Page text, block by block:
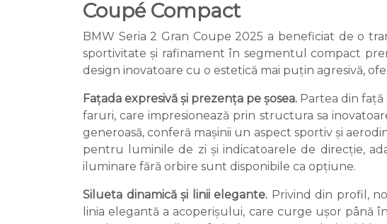
Coupé Compact
BMW Seria 2 Gran Coupe 2025 a beneficiat de o
sportivitate și rafinament în segmentul compact
design inovatoare cu o estetică mai puțin agresivă,
Fațada expresivă și prezența pe șosea. Partea din față
faruri, care impresionează prin structura sa
generoasă, conferă mașinii un aspect sportiv și
pentru luminile de zi și indicatoarele de direcție,
iluminare fără orbire sunt disponibile ca opțiune.
Silueta dinamică și linii elegante. Privind din profil,
linia elegantă a acoperișului, care curge ușor până